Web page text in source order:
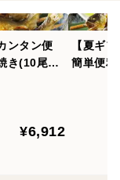
ンタン便
き(10尾入)
¥6,912
【夏ギ
簡単便利